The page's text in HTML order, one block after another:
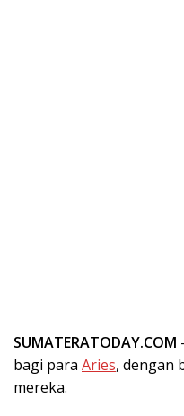
SUMATERATODAY.COM
bagi para Aries, dengan
mereka.